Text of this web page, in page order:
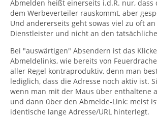
Abmelden heißt einerseits i.d.R. nur, dass
dem Werbeverteiler rauskommt, aber
Und andererseits geht sowas viel zu oft
Dienstleister und nicht an den
Bei "auswärtigen" Absendern ist das
Abmeldelinks, wie bereits von
aller Regel kontraproduktiv, denn man
lediglich, dass die Adresse noch aktiv ist.
wenn man mit der Maus über enthaltene
und dann über den Abmelde-Link: meist
identische lange Adresse/URL hinterlegt.